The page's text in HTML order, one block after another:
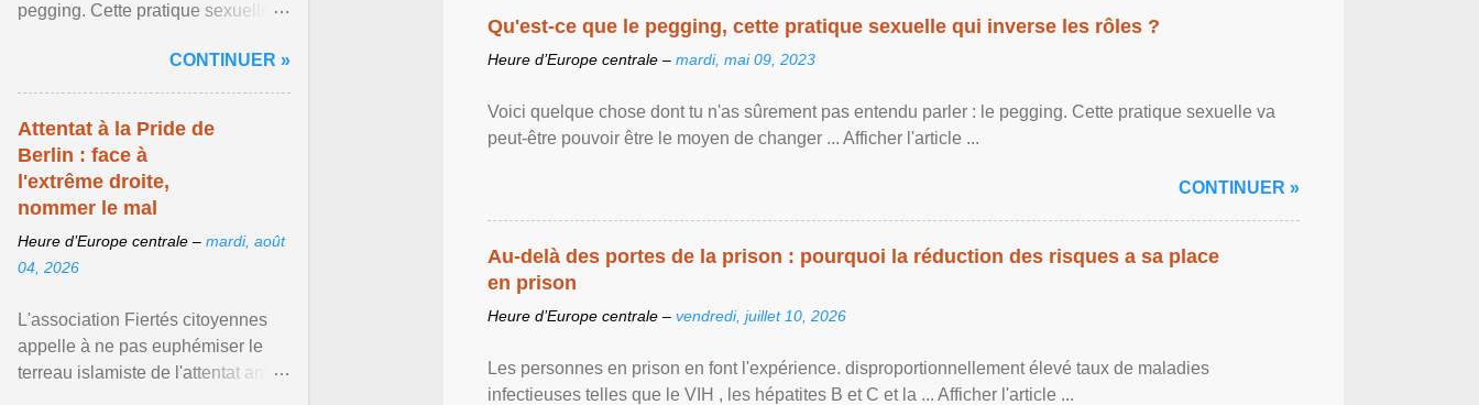
Qu'est-ce que le pegging, cette pratique sexuelle qui inverse les rôles ?
Heure d’Europe centrale – mardi, mai 09, 2023
Voici quelque chose dont tu n'as sûrement pas entendu parler : le pegging. Cette pratique sexuelle va
peut-être pouvoir être le moyen de changer ... Afficher l'article ...
CONTINUER »
Au-delà des portes de la prison : pourquoi la réduction des risques a sa place
en prison
Heure d’Europe centrale – vendredi, juillet 10, 2026
Les personnes en prison en font l'expérience. disproportionnellement élevé taux de maladies
infectieuses telles que le VIH , les hépatites B et C et la ... Afficher l'article ...
pegging. Cette pratique sexuelle
de changer ... Afficher l'article ...
CONTINUER »
Attentat à la Pride de
Berlin : face à
l'extrême droite,
nommer le mal
Heure d’Europe centrale – mardi, août
04, 2026
L'association Fiertés citoyennes
appelle à ne pas euphémiser le
terreau islamiste de l'attentat anti-